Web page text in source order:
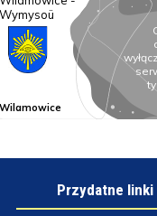
Przydatne linki